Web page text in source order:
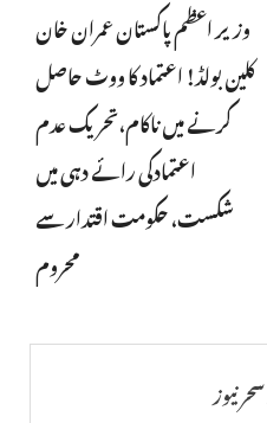
وزیر اعظم پاکستان عمران خان
کلین بولڈ! اعتماد کا ووٹ حاصل
کرنے میں ناکام،تحریک عدم
اعتمادکی رائے دہی میں
شکست، حکومت اقتدار سے
محروم